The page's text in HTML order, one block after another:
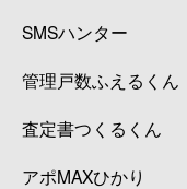
SMSハンター
管理戸数ふえるくん
査定書つくるくん
アポMAXひかり